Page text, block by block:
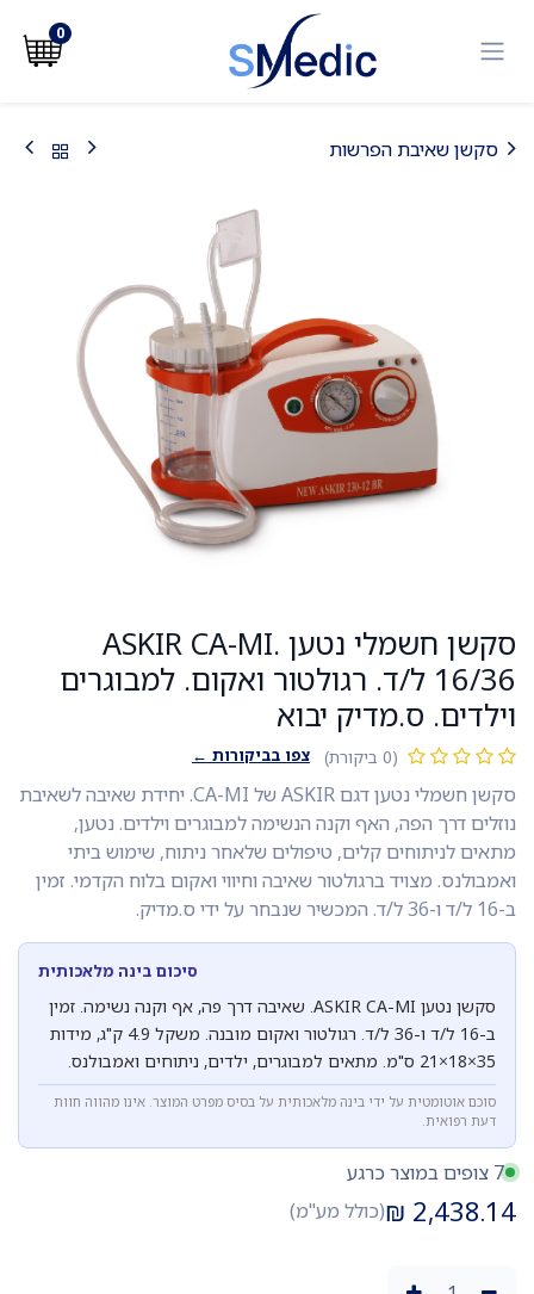
0
סקשן שאיבת הפרשות
סקשן חשמלי נטען ASKIR CA-MI.
16/36 ל/ד. רגולטור ואקום. למבוגרים
וילדים. ס.מדיק יבוא
(0 ביקורת) צפו בביקורות ←
סקשן חשמלי נטען דגם ASKIR של CA-MI. יחידת שאיבה לשאיבת
נוזלים דרך הפה, האף וקנה הנשימה למבוגרים וילדים. נטען,
מתאים לניתוחים קלים, טיפולים שלאחר ניתוח, שימוש ביתי
ואמבולנס. מצויד ברגולטור שאיבה וחיווי ואקום בלוח הקדמי. זמין
ב-16 ל/ד ו-36 ל/ד. המכשיר שנבחר על ידי ס.מדיק.
סיכום בינה מלאכותית
סקשן נטען ASKIR CA-MI. שאיבה דרך פה, אף וקנה נשימה. זמין
ב-16 ל/ד ו-36 ל/ד. רגולטור ואקום מובנה. משקל 4.9 ק"ג, מידות
35×18×21 ס"מ. מתאים למבוגרים, ילדים, ניתוחים ואמבולנס.
סוכם אוטומטית על ידי בינה מלאכותית על בסיס מפרט המוצר. אינו מהווה חוות
דעת רפואית.
7 צופים במוצר כרגע
2,438.14
₪(כולל מע"מ)